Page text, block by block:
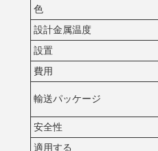
色
設計金属温度
設置
費用
輸送パッケージ
安全性
適用する